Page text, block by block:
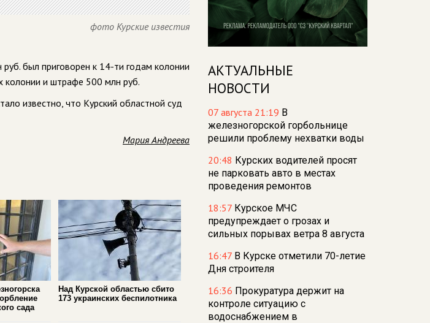
фото Курские известия
был приговорен к 14-ти годам колонии
колонии и штрафе 500 млн руб.
известно, что Курский областной суд
Мария Андреева
сада
Над Курской областью сбито
173 украинских беспилотника
АКТУАЛЬНЫЕ
НОВОСТИ
07 августа 21:19 В
железногорской горбольнице
решили проблему нехватки воды
20:48 Курских водителей просят
не парковать авто в местах
проведения ремонтов
18:57 Курское МЧС
предупреждает о грозах и
сильных порывах ветра 8 августа
16:47 В Курске отметили 70-летие
Дня строителя
16:36 Прокуратура держит на
контроле ситуацию с
водоснабжением в